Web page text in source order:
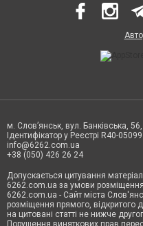
м. Слов’янськ, вул. Банківська,
Ідентифікатор у Реєстрі R40-05099
info@6262.com.ua
+38 (050) 426 26 24
Допускається цитування
6262.com.ua за умови
6262.com.ua - Сайт міста
розміщення прямого, відкритого
на цитовані статті не нижче
Порушення виняткових прав